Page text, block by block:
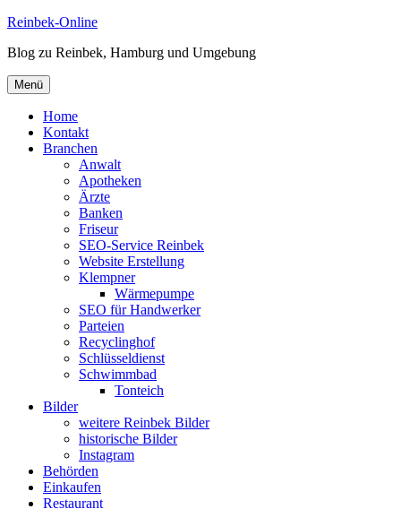
Zum
springen
Reinbek-Online
Blog zu Reinbek, Hamburg und Umgebung
Menü
Home
Kontakt
Branchen
Anwalt
Apotheken
Ärzte
Banken
Friseur
SEO-Service Reinbek
Website Erstellung
Klempner
Wärmepumpe
SEO für Handwerker
Parteien
Recyclinghof
Schlüsseldienst
Schwimmbad
Tonteich
Bilder
weitere Reinbek Bilder
historische Bilder
Instagram
Behörden
Einkaufen
Restaurant